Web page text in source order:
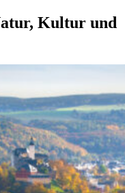
Kultur und